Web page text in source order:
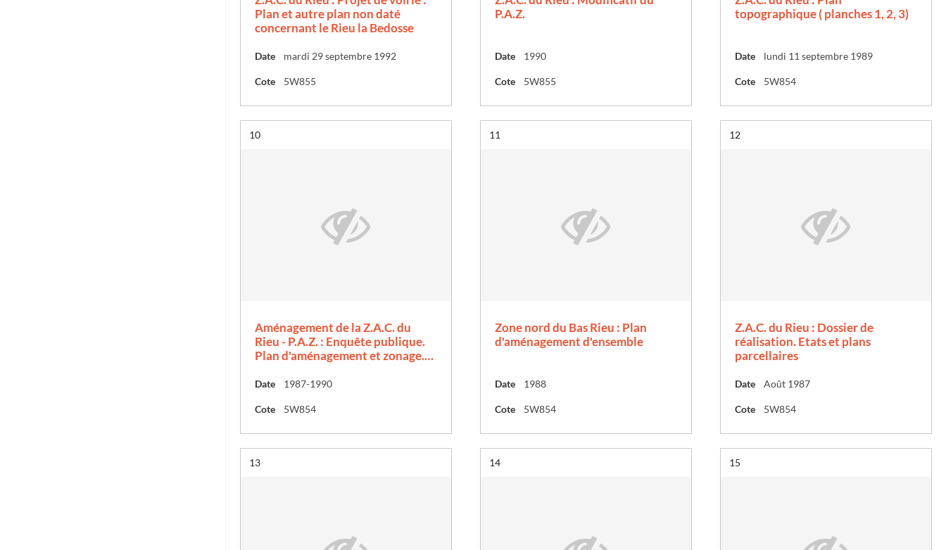
Plan et autre plan non daté
concernant le Rieu la Bedosse
Date mardi 29 septembre 1992
Cote 5W855
P.A.Z.
Date 1990
Cote 5W855
topographique ( planches 1, 2, 3)
Date lundi 11 septembre 1989
Cote 5W854
Résultat n°
10
Aménagement de la Z.A.C. du
Rieu - P.A.Z. : Enquête publique.
Plan d'aménagement et zonage.…
Date 1987-1990
Cote 5W854
Résultat n°
11
Zone nord du Bas Rieu : Plan
d'aménagement d'ensemble
Date 1988
Cote 5W854
Résultat n°
12
Z.A.C. du Rieu : Dossier de
réalisation. Etats et plans
parcellaires
Date Août 1987
Cote 5W854
Résultat n°
13 Résultat n°
14 Résultat n°
15